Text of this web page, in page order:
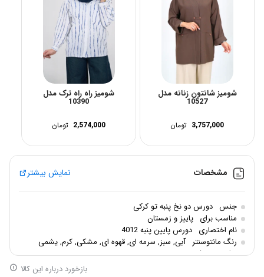
شومیز شانتون زنانه مدل
10527
3,757,000 تومان
شومیز راه راه ترک مدل
10390
2,574,000 تومان
مشخصات نمایش بیشتر
جنس دورس دو نخ پنبه تو کرکی
مناسب برای پاییز و زمستان
نام اختصاری دورس پایین پنبه 4012
رنگ مانتوسنتر آبی, سبز, سرمه ای, قهوه ای, مشکی, کرم, یشمی
سایزبندی فری
بازخورد درباره این کالا